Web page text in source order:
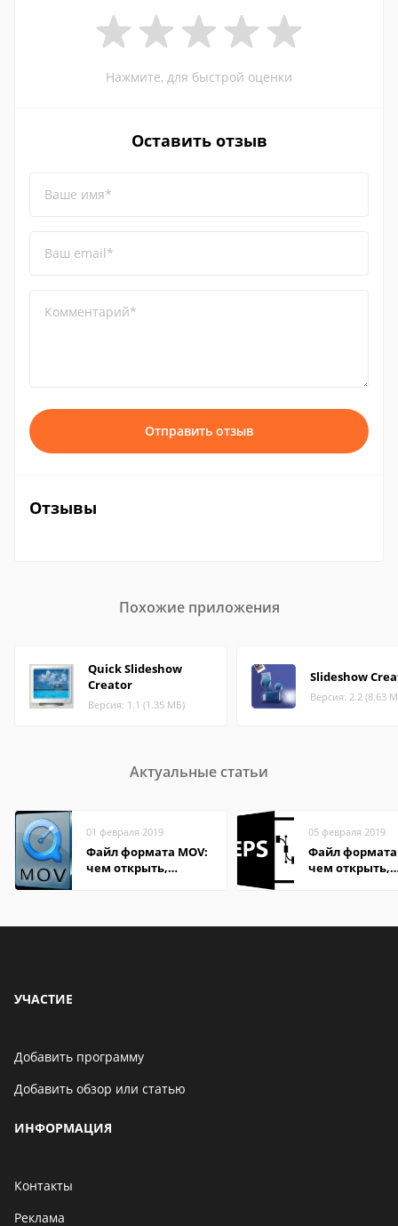
Нажмите, для быстрой оценки
Оставить отзыв
Ваше имя*
Ваш email*
Комментарий*
Отправить отзыв
Отзывы
Похожие приложения
Quick Slideshow
Creator
Версия: 1.1 (1.35 МБ)
Slideshow
Версия: 2.2 (8.63
Актуальные статьи
01 февраля 2019
Файл формата MOV:
чем открыть,
05 февраля 2019
Файл формата
чем открыть,
УЧАСТИЕ
Добавить программу
Добавить обзор или статью
ИНФОРМАЦИЯ
Контакты
Реклама